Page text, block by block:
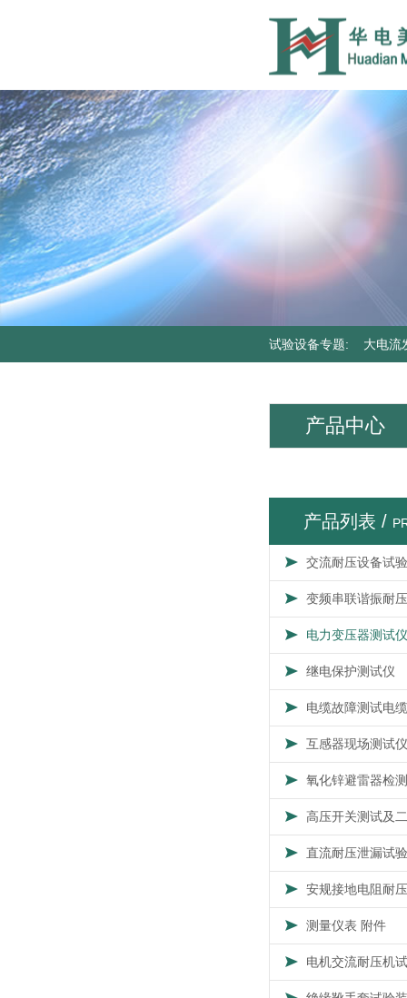
试验设备专题: 大电流
产品中心
产品列表 /
交流耐压设备试
变频串联谐振耐
电力变压器测试
继电保护测试仪
电缆故障测试电
互感器现场测试仪
氧化锌避雷器检
高压开关测试及
直流耐压泄漏试验
安规接地电阻耐
测量仪表 附件
电机交流耐压机